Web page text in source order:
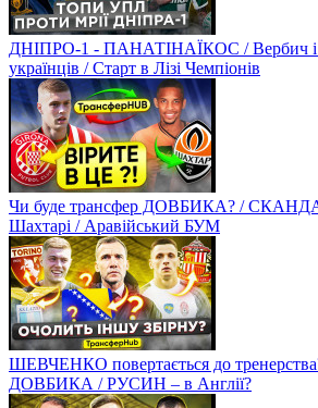
ДНІПРО-1 - ПАНАТІНАЇКОС / Вербич і
українців / Старт в Лізі Чемпіонів
Чи буде трансфер ДОВБИКА? /
Шахтарі / Аравійський БУМ
ШЕВЧЕНКО повертається до
ДОВБИКА / РУСИН – в Англії?